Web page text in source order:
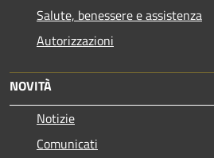
Salute, benessere e assistenza
Autorizzazioni
NOVITÀ
Notizie
Comunicati